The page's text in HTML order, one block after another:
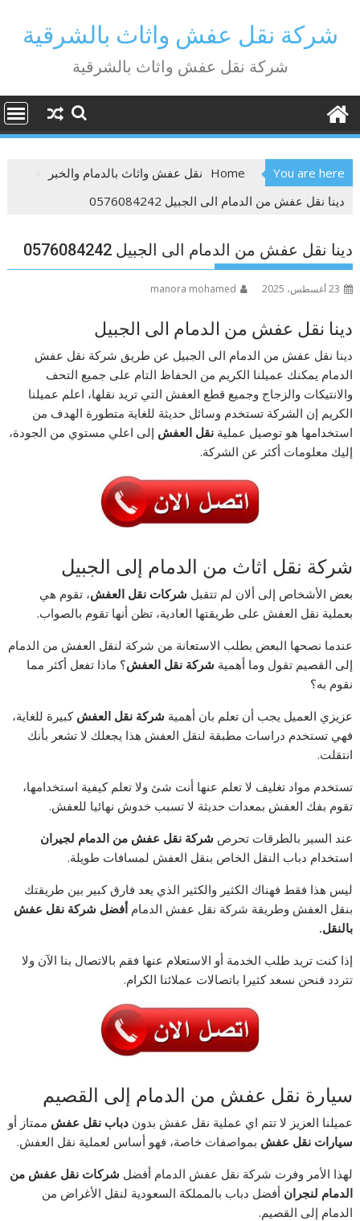
contentشركة نقل عفش واثاث بالشرقية
شركة نقل عفش واثاث بالشرقية
You are here
Home نقل عفش واثاث بالدمام والخبر
دينا نقل عفش من الدمام الى الجبيل 0576084242
دينا نقل عفش من الدمام الى الجبيل 0576084242
23 أغسطس، 2025 manora mohamed
دينا نقل عفش من الدمام الى الجبيل
دينا نقل عفش من الدمام الى الجبيل عن طريق شركة نقل عفش
الدمام يمكنك عميلنا الكريم من الحفاظ التام على جميع التحف
والانتيكات والزجاج وجميع قطع العفش التي تريد نقلها، اعلم عميلنا
الكريم إن الشركة تستخدم وسائل حديثة للغاية متطورة الهدف من
استخدامها هو توصيل عمليةنقل العفش إلى اعلي مستوي من الجودة،
إليك معلومات أكثر عن الشركة.
شركة نقل اثاث من الدمام إلى الجبيل
بعض الأشخاص إلى ألان لم تتقبل شركات نقل العفش، تقوم هي
بعملية نقل العفش على طريقتها العادية، تظن أنها تقوم بالصواب.
عندما نصحها البعض بطلب الاستعانة من شركة لنقل العفش من الدمام
إلى القصيم تقول وما أهمية شركة نقل العفش؟ ماذا تفعل أكثر مما
نقوم به؟
عزيزي العميل يجب أن تعلم بان أهمية شركة نقل العفش كبيرة للغاية،
فهي تستخدم دراسات مطبقة لنقل العفش هذا يجعلك لا تشعر بأنك
انتقلت.
تستخدم مواد تغليف لا تعلم عنها أنت شئ ولا تعلم كيفية استخدامها،
تقوم بفك العفش بمعدات حديثة لا تسبب خدوش نهائيا للعفش.
عند السير بالطرقات تحرص شركة نقل عفش من الدمام لجيران
استخدام دباب النقل الخاص بنقل العفش لمسافات طويلة.
ليس هذا فقط فهناك الكثير والكثير الذي يعد فارق كبير بين طريقتك
بنقل العفش وطريقة شركة نقل عفش الدمامأفضل شركة نقل عفش
بالنقل.
إذا كنت تريد طلب الخدمة أو الاستعلام عنها فقم بالاتصال بنا الآن ولا
تتردد فنحن نسعد كثيرا باتصالات عملائنا الكرام.
سيارة نقل عفش من الدمام إلى القصيم
عميلنا العزيز لا تتم اي عملية نقل عفش بدوندباب نقل عفش ممتاز أو
سيارات نقل عفش بمواصفات خاصة، فهو أساس لعملية نقل العفش.
لهذا الأمر وفرت شركة نقل عفش الدمام أفضل شركات نقل عفش من
الدمام لنجران أفضل دباب بالمملكة السعودية لنقل الأغراض من
الدمام إلى القصيم.